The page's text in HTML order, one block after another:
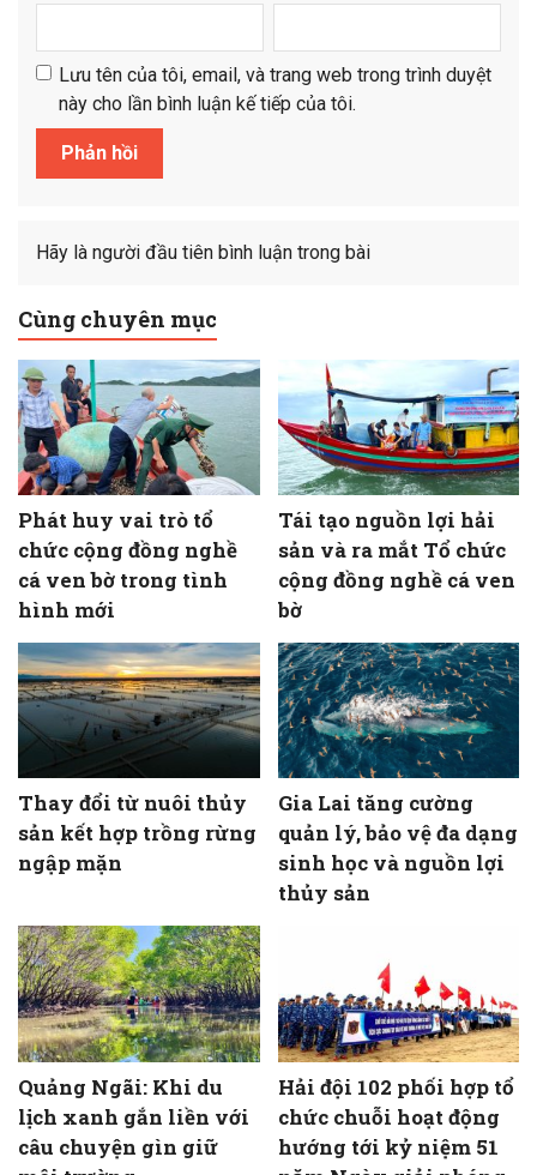
Lưu tên của tôi, email, và trang web trong trình duyệt
này cho lần bình luận kế tiếp của tôi.
Hãy là người đầu tiên bình luận trong bài
Cùng chuyên mục
Phát huy vai trò tổ
chức cộng đồng nghề
cá ven bờ trong tình
hình mới
Tái tạo nguồn lợi hải
sản và ra mắt Tổ chức
cộng đồng nghề cá ven
bờ
Thay đổi từ nuôi thủy
sản kết hợp trồng rừng
ngập mặn
Gia Lai tăng cường
quản lý, bảo vệ đa dạng
sinh học và nguồn lợi
thủy sản
Quảng Ngãi: Khi du
lịch xanh gắn liền với
câu chuyện gìn giữ
Hải đội 102 phối hợp tổ
chức chuỗi hoạt động
hướng tới kỷ niệm 51